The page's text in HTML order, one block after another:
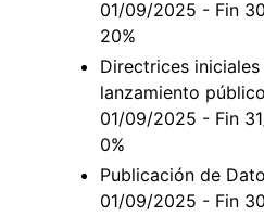
01/09/2025 - Fin
20%
Directrices iniciales
lanzamiento
01/09/2025 - Fin
0%
Publicación de
01/09/2025 - Fin